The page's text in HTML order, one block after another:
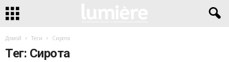
Домой Теги Сирота
Тег: Сирота